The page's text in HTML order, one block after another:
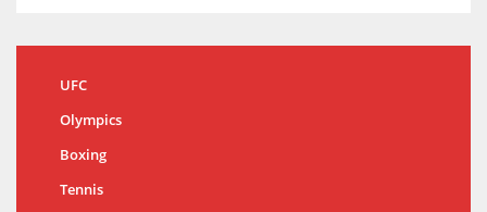
UFC
Olympics
Boxing
Tennis